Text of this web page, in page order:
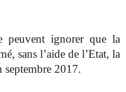
peuvent ignorer que la
sans l’aide de l’Etat, la
septembre 2017.